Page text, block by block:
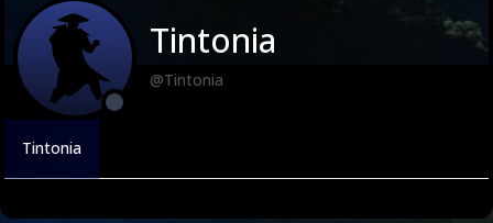
Tintonia
@Tintonia
Tintonia